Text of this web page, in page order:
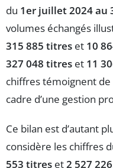
du 1er juillet 2024 au
volumes échangés
315 885 titres et 10
327 048 titres et 11
chiffres témoignent de
cadre d’une gestion
Ce bilan est d’autant
considère les chiffres
553 titres et2 527